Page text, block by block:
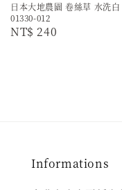
日本大地農園 卷絲草 水洗白
01330-012
Regular
NT$ 240
Informations